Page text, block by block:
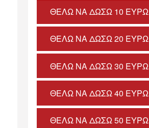
ΘΈΛΩ ΝΑ ΔΏΣΩ 10 ΕΥΡΏ
ΘΈΛΩ ΝΑ ΔΏΣΩ 20 ΕΥΡΏ
ΘΈΛΩ ΝΑ ΔΏΣΩ 30 ΕΥΡΏ
ΘΈΛΩ ΝΑ ΔΏΣΩ 40 ΕΥΡΏ
ΘΈΛΩ ΝΑ ΔΏΣΩ 50 ΕΥΡΏ